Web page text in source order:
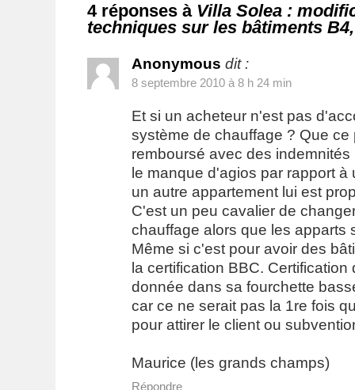
4 réponses à Villa Solea :
techniques sur les bâtiments
Anonymous dit :
8 septembre 2010 à 8 h 24 min
Et si un acheteur n'est pas
système de chauffage ? Que ce
remboursé avec des
le manque d'agios par rapport à
un autre appartement lui est
C'est un peu cavalier de
chauffage alors que les apparts
Même si c'est pour avoir des
la certification BBC. Certification
donnée dans sa fourchette
car ce ne serait pas la 1re fois
pour attirer le client ou
Maurice (les grands champs)
Répondre